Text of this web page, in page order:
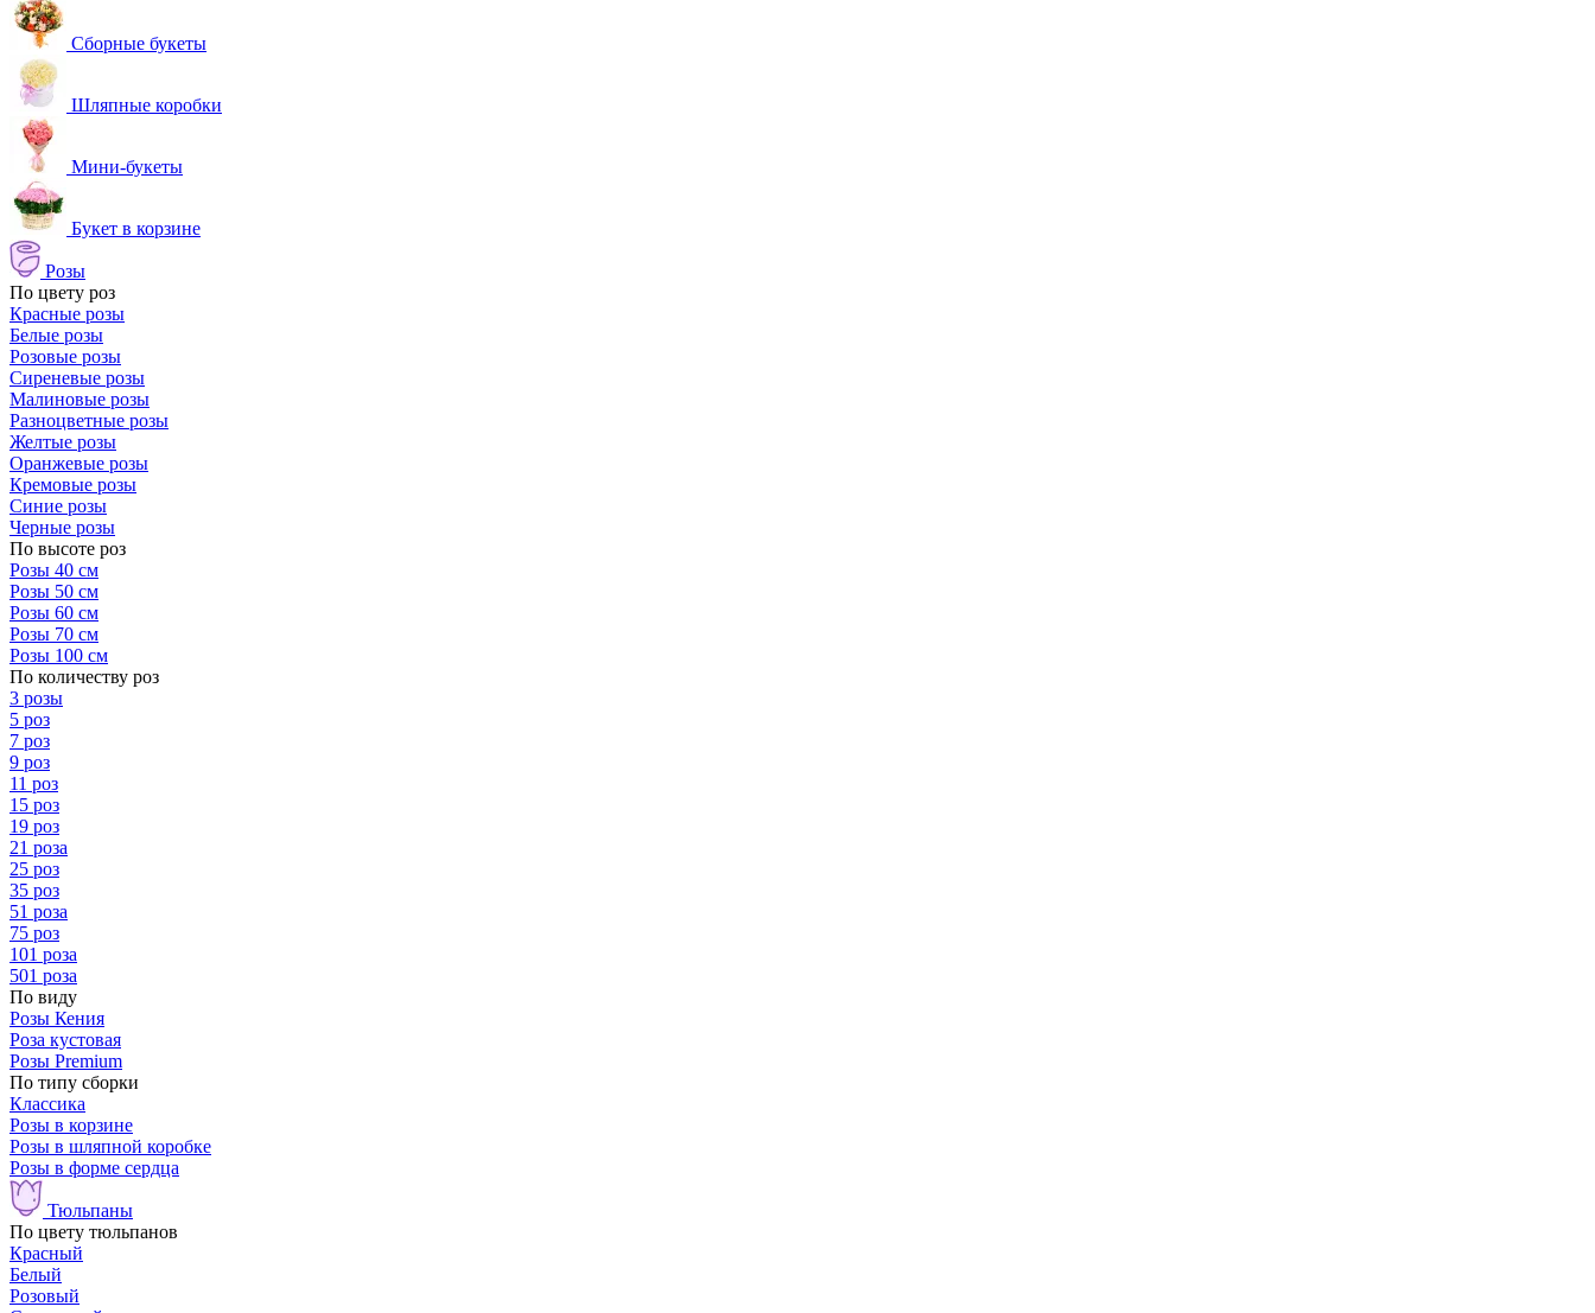
Сборные букеты
Шляпные коробки
Мини-букеты
Букет в корзине
Розы
По цвету роз
Красные розы
Белые розы
Розовые розы
Сиреневые розы
Малиновые розы
Разноцветные розы
Желтые розы
Оранжевые розы
Кремовые розы
Синие розы
Черные розы
По высоте роз
Розы 40 см
Розы 50 см
Розы 60 см
Розы 70 см
Розы 100 см
По количеству роз
3 розы
5 роз
7 роз
9 роз
11 роз
15 роз
19 роз
21 роза
25 роз
35 роз
51 роза
75 роз
101 роза
501 роза
По виду
Розы Кения
Роза кустовая
Розы Premium
По типу сборки
Классика
Розы в корзине
Розы в шляпной коробке
Розы в форме сердца
Тюльпаны
По цвету тюльпанов
Красный
Белый
Розовый